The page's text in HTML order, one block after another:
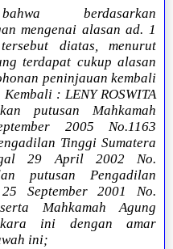
berdasarkan
mengenai alasan ad. 1
diatas, menurut
terdapat cukup alasan
peninjauan kembali
: LENY ROSWITA
putusan Mahkamah
2005 No.1163
Tinggi Sumatera
29 April 2002 No.
putusan Pengadilan
September 2001 No.
Mahkamah Agung
ini dengan amar
ini;